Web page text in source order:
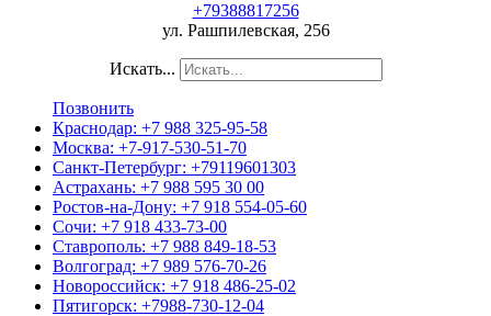
+79388817256
ул. Рашпилевская, 256
Искать...
Позвонить
Краснодар: +7 988 325-95-58
Москва: +7-917-530-51-70
Санкт-Петербург: +79119601303
Астрахань: +7 988 595 30 00
Ростов-на-Дону: +7 918 554-05-60
Сочи: +7 918 433-73-00
Ставрополь: +7 988 849-18-53
Волгоград: +7 989 576-70-26
Новороссийск: +7 918 486-25-02
Пятигорск: +7988-730-12-04